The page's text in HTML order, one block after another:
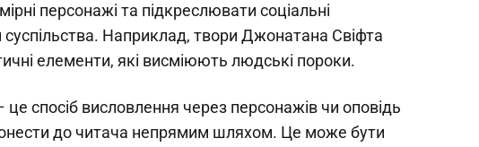
персонажі та підкреслювати соціальні
Наприклад, твори Джонатана Свіфта
елементи, які висміюють людські пороки.
це спосіб висловлення через персонажів чи оповідь
до читача непрямим шляхом. Це може бути